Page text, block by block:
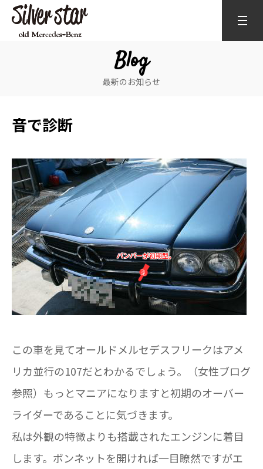
Blog
最新のお知らせ
音で診断
この車を見てオールドメルセデスフリークはアメ
リカ並行の107だとわかるでしょう。（女性ブログ
参照）もっとマニアになりますと初期のオーバー
ライダーであることに気づきます。
私は外観の特徴よりも搭載されたエンジンに着目
します。ボンネットを開ければ一目瞭然ですがエ